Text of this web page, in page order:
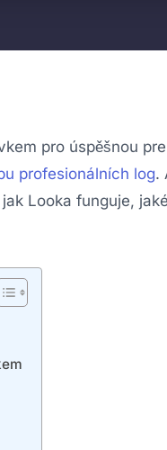
pro úspěšnou
profesionálních log.
Looka funguje,